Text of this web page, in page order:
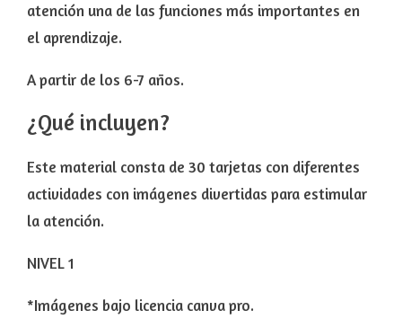
atención una de las funciones más importantes en
el aprendizaje.
A partir de los 6-7 años.
¿Qué incluyen?
Este material consta de 30 tarjetas con diferentes
actividades con imágenes divertidas para estimular
la atención.
NIVEL 1
*Imágenes bajo licencia canva pro.